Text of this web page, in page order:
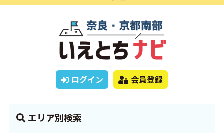
ログイン 会員登録
エリア別検索